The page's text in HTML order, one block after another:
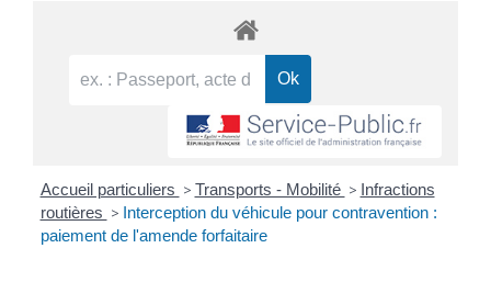
Accueil particuliers > Transports - Mobilité > Infractions
routières > Interception du véhicule pour contravention :
paiement de l'amende forfaitaire